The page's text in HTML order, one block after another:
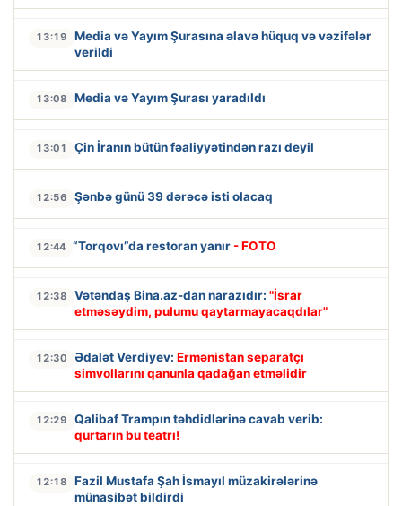
13:19
Media və Yayım Şurasına əlavə hüquq və vəzifələr
verildi
13:08 Media və Yayım Şurası yaradıldı
13:01 Çin İranın bütün fəaliyyətindən razı deyil
12:56 Şənbə günü 39 dərəcə isti olacaq
12:44 “Torqovı”da restoran yanır - FOTO
12:38 Vətəndaş Bina.az-dan narazıdır: "İsrar
etməsəydim, pulumu qaytarmayacaqdılar"
12:30 Ədalət Verdiyev: Ermənistan separatçı
simvollarını qanunla qadağan etməlidir
12:29
Qalibaf Trampın təhdidlərinə cavab verib:
qurtarın bu teatrı!
12:18
Fazil Mustafa Şah İsmayıl müzakirələrinə
münasibət bildirdi